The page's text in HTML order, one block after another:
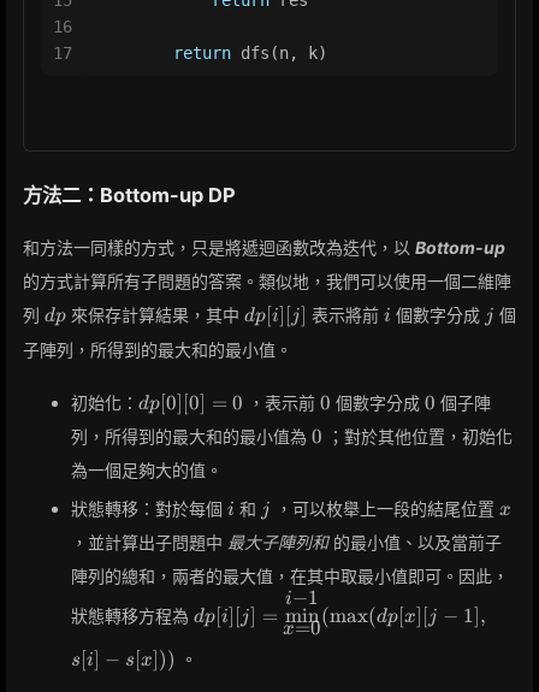
16
17
return dfs(n, k)
方法二：Bottom-up DP
和方法一同樣的方式，只是將遞迴函數改為迭代，以 Bottom-up
的方式計算所有子問題的答案。類似地，我們可以使用一個二維陣
列 dp
dp 來保存計算結果，其中 dp[i]
dp i j 表示將前 i
i 個數字分成 jj 個
子陣列，所得到的最大和的最小值。
初始化： dp[0]
[0] =
0
dp[0] [0] = 0 ，表示前0
0 個數字分成0
0 個子陣
列，所得到的最大和的最小值為 0
0 ；對於其他位置，初始化
為一個足夠大的值。
狀態轉移：對於每個 i
i 和 jj ，可以枚舉上一段的結尾位置 x
x
，並計算出子問題中 最大子陣列和的最小值、以及當前子
陣列的總和，兩者的最大值，在其中取最小值即可。因此，
狀態轉移方程為
dp[i][j] =
\displaystyle\min_{x=0}^{i-
dp[i] [j] =
x=0
min
i−1
(max(dp[x] [j − 1],
s [i] − s [x])) 。